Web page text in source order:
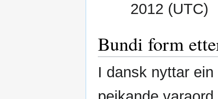
2012 (UTC)
Bundi form
I dansk nyttar